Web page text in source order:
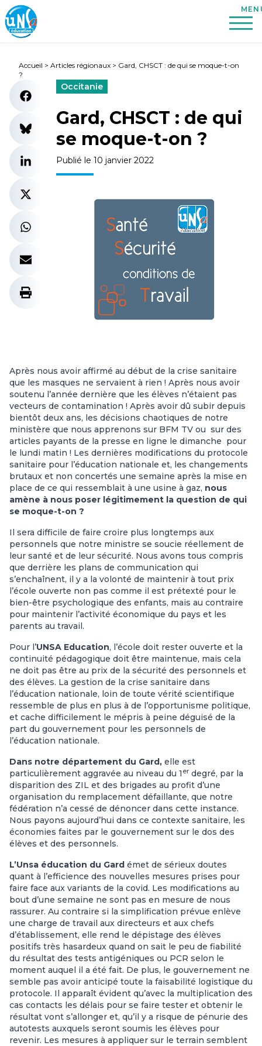
Accueil > Articles régionaux > Gard, CHSCT : de qui se moque-t-on
?
Occitanie
Gard, CHSCT : de qui
se moque-t-on ?
Publié le 10 janvier 2022
Après nous avoir affirmé au début de la crise sanitaire
que les masques ne servaient à rien ! Après nous avoir
soutenu l’année dernière que les élèves n’étaient pas
vecteurs de contamination ! Après avoir dû subir depuis
bientôt deux ans, les décisions chaotiques de notre
ministère que nous apprenons sur BFM TV ou sur des
articles payants de la presse en ligne le dimanche pour
le lundi matin ! Les dernières modifications du protocole
sanitaire pour l’éducation nationale et, les changements
brutaux et non concertés une semaine après la mise en
place de ce qui ressemblait à une usine à gaz, nous
amène à nous poser légitimement la question de qui
se moque-t-on ?
Il sera difficile de faire croire plus longtemps aux
personnels que notre ministre se soucie réellement de
leur santé et de leur sécurité. Nous avons tous compris
que derrière les plans de communication qui
s’enchaînent, il y a la volonté de maintenir à tout prix
l’école ouverte non pas comme il est prétexté pour le
bien-être psychologique des enfants, mais au contraire
pour maintenir l’activité économique du pays et les
parents au travail.
Pour l’UNSA Education, l’école doit rester ouverte et la
continuité pédagogique doit être maintenue, mais cela
ne doit pas être au prix de la sécurité des personnels et
des élèves. La gestion de la crise sanitaire dans
l’éducation nationale, loin de toute vérité scientifique
ressemble de plus en plus à de l’opportunisme politique,
et cache difficilement le mépris à peine déguisé de la
part du gouvernement pour les personnels de
l’éducation nationale.
Dans notre département du Gard, elle est
particulièrement aggravée au niveau du 1 er degré, par la
disparition des ZIL et des brigades au profit d’une
organisation du remplacement défaillante, que notre
fédération n’a cessé de dénoncer dans cette instance.
Nous payons aujourd’hui dans ce contexte sanitaire, les
économies faites par le gouvernement sur le dos des
élèves et des personnels.
L’Unsa éducation du Gard émet de sérieux doutes
quant à l’efficience des nouvelles mesures prises pour
faire face aux variants de la covid. Les modifications au
bout d’une semaine ne sont pas en mesure de nous
rassurer. Au contraire si la simplification prévue enlève
une charge de travail aux directeurs et aux chefs
d’établissement, elle rend le dépistage des élèves
positifs très hasardeux quand on sait le peu de fiabilité
du résultat des tests antigéniques ou PCR selon le
moment auquel il a été fait. De plus, le gouvernement ne
semble pas avoir anticipé toute la faisabilité logistique du
protocole. Il apparaît évident qu’avec la multiplication des
cas contacts les délais pour se faire tester et obtenir le
résultat vont s’allonger et, qu’il y a risque de pénurie des
autotests auxquels seront soumis les élèves pour
revenir. Les mesures à appliquer sur le terrain semblent